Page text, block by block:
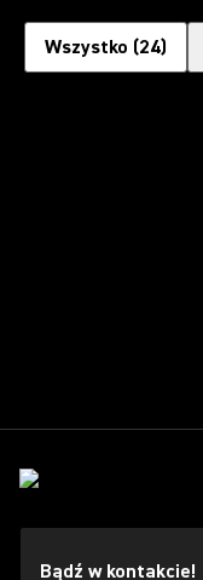
Wszystko (24)
Bądź w kontakcie!